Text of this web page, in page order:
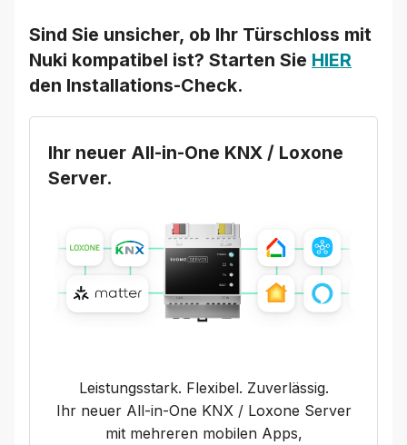
Sind Sie unsicher, ob Ihr Türschloss mit
Nuki kompatibel ist? Starten Sie HIER
den Installations-Check.
Ihr neuer All-in-One KNX / Loxone
Server.
Leistungsstark. Flexibel. Zuverlässig.
Ihr neuer All-in-One KNX / Loxone Server
mit mehreren mobilen Apps,